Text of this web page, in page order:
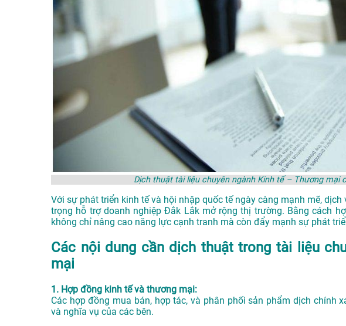
Dịch thuật tài liệu chuyên ngành Kinh tế – Thương mại
Với sự phát triển kinh tế và hội nhập quốc tế ngày càng mạnh mẽ,
trọng hỗ trợ doanh nghiệp Đắk Lắk mở rộng thị trường. Bằng cách
không chỉ nâng cao năng lực cạnh tranh mà còn đẩy mạnh sự phát
Các nội dung cần dịch thuật trong tài liệu
mại
1. Hợp đồng kinh tế và thương mại:
Các hợp đồng mua bán, hợp tác, và phân phối sản phẩm dịch chính
và nghĩa vụ của các bên.